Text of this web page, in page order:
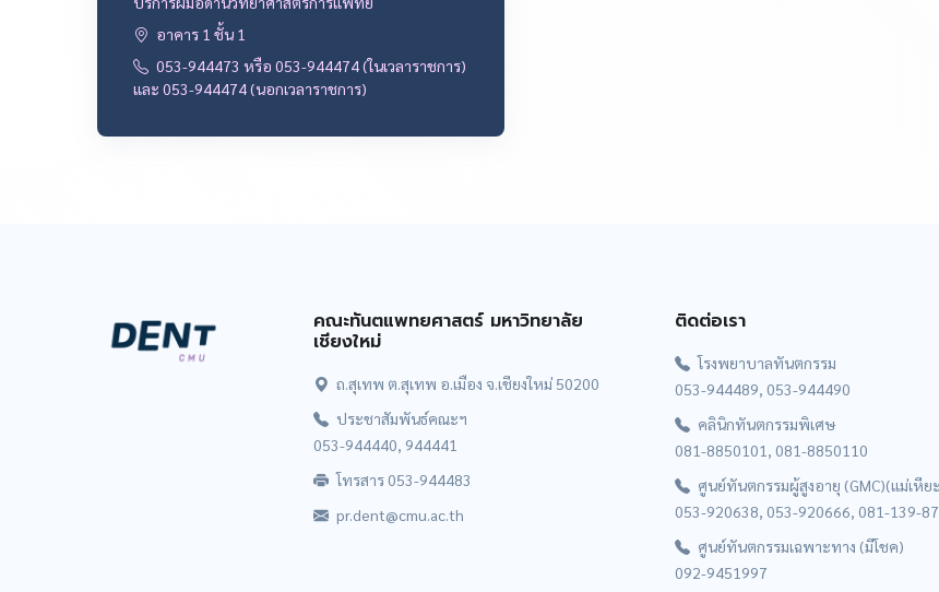
อาคาร 1 ชั้น 1
053-944473 หรือ 053-944474 (ในเวลาราชการ)
และ 053-944474 (นอกเวลาราชการ)
คณะทันตแพทยศาสตร์ มหาวิทยาลัย
เชียงใหม่
ถ.สุเทพ ต.สุเทพ อ.เมือง จ.เชียงใหม่ 50200
ประชาสัมพันธ์คณะฯ
053-944440, 944441
โทรสาร 053-944483
pr.dent@cmu.ac.th
ติดต่อเรา
โรงพยาบาลทันตกรรม
053-944489, 053-944490
คลินิกทันตกรรมพิเศษ
081-8850101, 081-8850110
ศูนย์ทันตกรรมผู้สูงอายุ (GMC)(แม่เหีย
053-920638, 053-920666, 081-139-
ศูนย์ทันตกรรมเฉพาะทาง (มีโชค)
092-9451997